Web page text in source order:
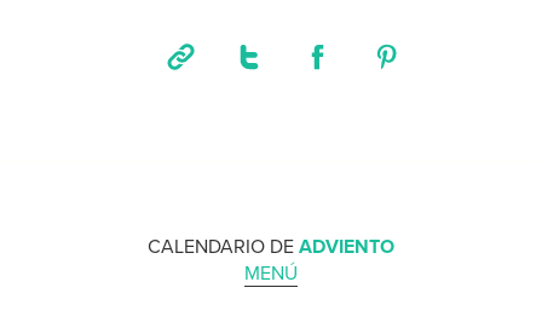
CALENDARIO DE ADVIENTO
MENÚ